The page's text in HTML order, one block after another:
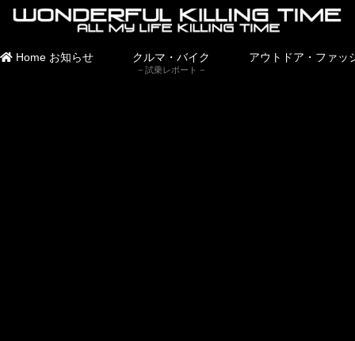
Home お知らせ クルマ・バイク
試乗レポート
アウトドア・ファッ